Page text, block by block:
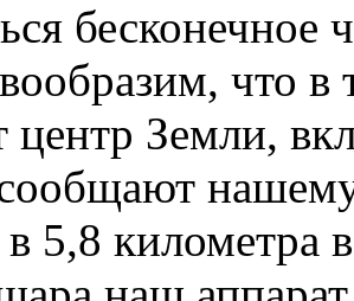
бесконечное
что в
центр Земли,
в 5,8 километра